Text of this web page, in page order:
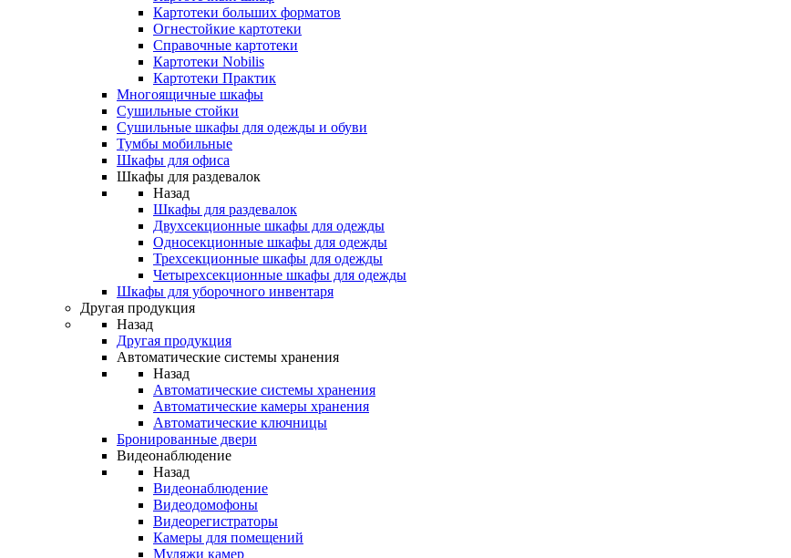
Картотеки больших форматов
Огнестойкие картотеки
Справочные картотеки
Картотеки Nobilis
Картотеки Практик
Многоящичные шкафы
Сушильные стойки
Сушильные шкафы для одежды и обуви
Тумбы мобильные
Шкафы для офиса
Шкафы для раздевалок
Назад
Шкафы для раздевалок
Двухсекционные шкафы для одежды
Односекционные шкафы для одежды
Трехсекционные шкафы для одежды
Четырехсекционные шкафы для одежды
Шкафы для уборочного инвентаря
Другая продукция
Назад
Другая продукция
Автоматические системы хранения
Назад
Автоматические системы хранения
Автоматические камеры хранения
Автоматические ключницы
Бронированные двери
Видеонаблюдение
Назад
Видеонаблюдение
Видеодомофоны
Видеорегистраторы
Камеры для помещений
Муляжи камер